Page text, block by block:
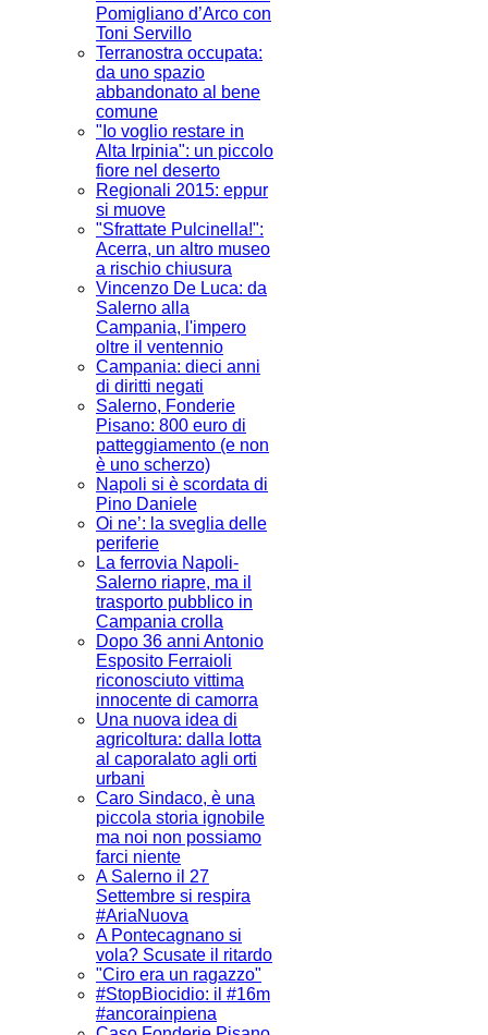
Pomigliano d’Arco con
Toni Servillo
Terranostra occupata:
da uno spazio
abbandonato al bene
comune
"Io voglio restare in
Alta Irpinia": un piccolo
fiore nel deserto
Regionali 2015: eppur
si muove
"Sfrattate Pulcinella!":
Acerra, un altro museo
a rischio chiusura
Vincenzo De Luca: da
Salerno alla
Campania, l'impero
oltre il ventennio
Campania: dieci anni
di diritti negati
Salerno, Fonderie
Pisano: 800 euro di
patteggiamento (e non
è uno scherzo)
Napoli si è scordata di
Pino Daniele
Oi ne’: la sveglia delle
periferie
La ferrovia Napoli-
Salerno riapre, ma il
trasporto pubblico in
Campania crolla
Dopo 36 anni Antonio
Esposito Ferraioli
riconosciuto vittima
innocente di camorra
Una nuova idea di
agricoltura: dalla lotta
al caporalato agli orti
urbani
Caro Sindaco, è una
piccola storia ignobile
ma noi non possiamo
farci niente
A Salerno il 27
Settembre si respira
#AriaNuova
A Pontecagnano si
vola? Scusate il ritardo
"Ciro era un ragazzo"
#StopBiocidio: il #16m
#ancorainpiena